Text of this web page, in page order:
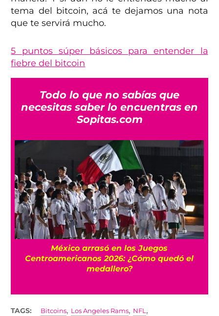
tema del bitcoin, acá te dejamos una nota
que te servirá mucho.
5 puntos súper básicos para entender la
fiebre del bitcoin
Todo lo que no sabías que
necesitas saber lo encuentras en
Sopitas.com
México arrasó en los Juegos
Centroamericanos 2026: ¿Cómo quedó el
medallero?
TAGS: Bitcoins, Los Angeles Rams, NFL ,